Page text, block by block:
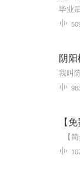
毕业
阴
【